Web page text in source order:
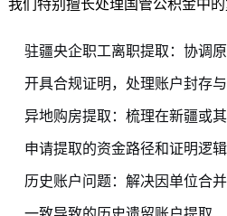
我们特别擅长处理国管公积金中的
驻疆央企职工离职提取：协调
开具合规证明，处理账户封存
异地购房提取：梳理在新疆或
申请提取的资金路径和证明逻辑
历史账户问题：解决因单位合